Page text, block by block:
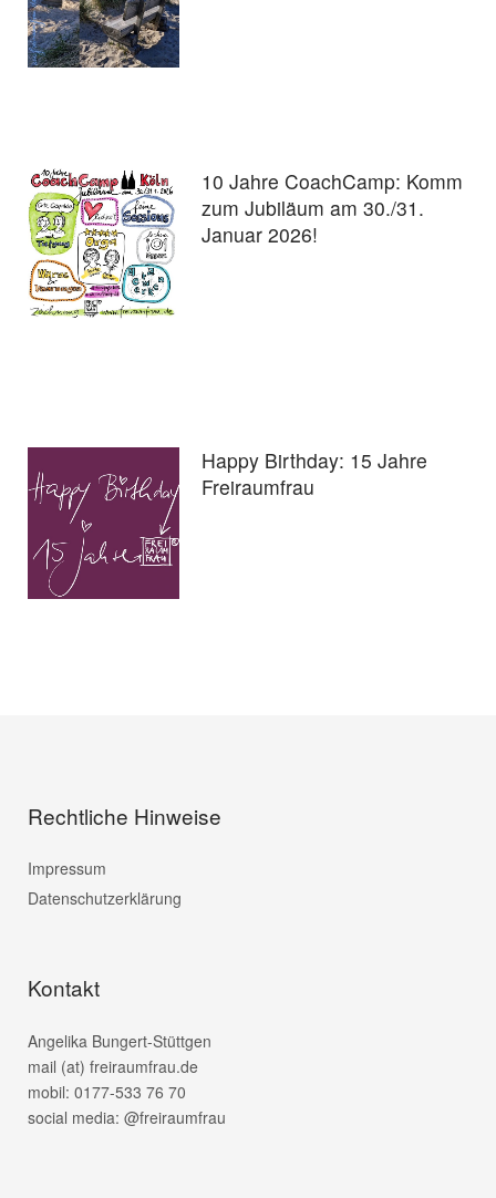
10 Jahre CoachCamp: Komm
zum Jubiläum am 30./31.
Januar 2026!
Happy Birthday: 15 Jahre
Freiraumfrau
Rechtliche Hinweise
Impressum
Datenschutzerklärung
Kontakt
Angelika Bungert-Stüttgen
mail (at) freiraumfrau.de
mobil: 0177-533 76 70
social media: @freiraumfrau